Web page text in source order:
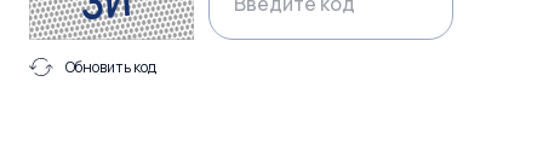
Обновить код